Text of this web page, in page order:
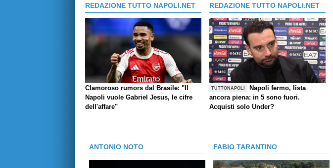
REDAZIONE TUTTO NAPOLI.NET
Clamoroso rumors dal Brasile: "Il
Napoli vuole Gabriel Jesus, le cifre
dell'affare"
REDAZIONE TUTTO NAPOLI.NET
TUTTONAPOLI
Napoli fermo, lista
ancora piena: in 5 sono fuori.
Acquisti solo Under?
ANTONIO NOTO FABIO TARANTINO